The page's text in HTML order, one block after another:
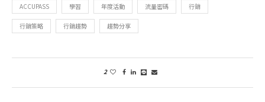
ACCUPASS 學習 年度活動 流量密碼 行銷
行銷策略 行銷趨勢 趨勢分享
2